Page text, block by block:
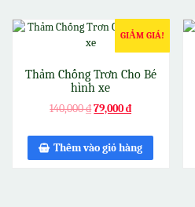
GIẢM GIÁ!
Thảm Chống Trơn Cho Bé
hình xe
140,000₫79,000₫
Thêm vào giỏ hàng